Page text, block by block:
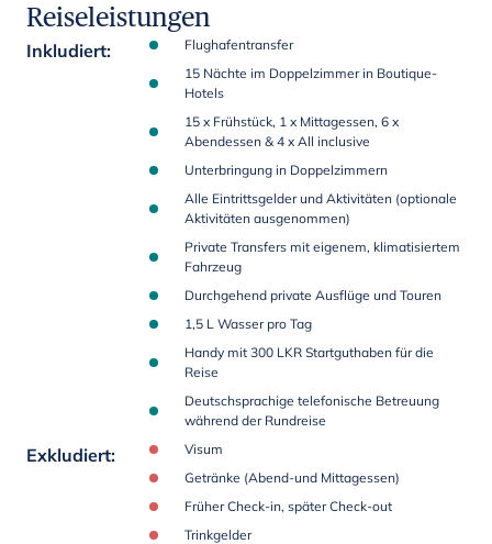
Reiseleistungen
Inkludiert:
Flughafentransfer
15 Nächte im Doppelzimmer in Boutique-
Hotels
15 x Frühstück, 1 x Mittagessen, 6 x
Abendessen & 4 x All inclusive
Unterbringung in Doppelzimmern
Alle Eintrittsgelder und Aktivitäten (optionale
Aktivitäten ausgenommen)
Private Transfers mit eigenem, klimatisiertem
Fahrzeug
Durchgehend private Ausflüge und Touren
1,5 L Wasser pro Tag
Handy mit 300 LKR Startguthaben für die
Reise
Deutschsprachige telefonische Betreuung
während der Rundreise
Exkludiert:
Visum
Getränke (Abend-und Mittagessen)
Früher Check-in, später Check-out
Trinkgelder